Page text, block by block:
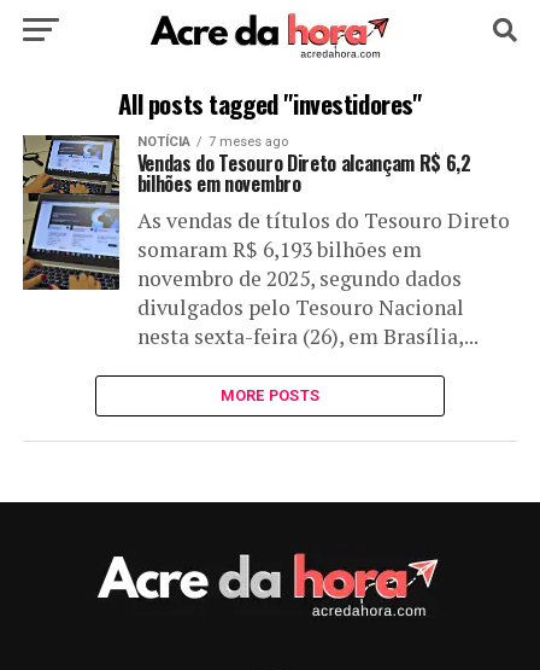
HOME POLÍTICA CULTURA ESPORTE
EDUCAÇÃO NOTÍCIA MUNDO
All posts tagged "investidores"
NOTÍCIA 7 meses ago
Vendas do Tesouro Direto alcançam R$ 6,2
bilhões em novembro
As vendas de títulos do Tesouro Direto
somaram R$ 6,193 bilhões em
novembro de 2025, segundo dados
divulgados pelo Tesouro Nacional
nesta sexta-feira (26), em Brasília,...
MORE POSTS